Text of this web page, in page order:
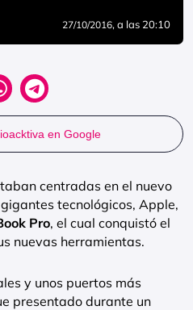
27/10/2016, a las 20:10
en Google
centradas en el nuevo
tecnológicos, Apple,
Pro, el cual conquistó el
nuevas herramientas.
y unos puertos más
presentado durante un